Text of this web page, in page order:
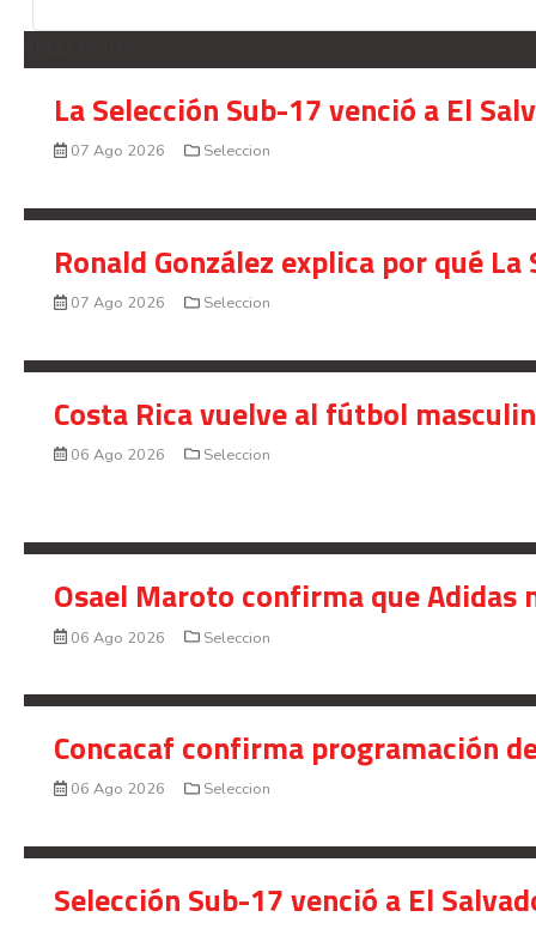
La Selección Sub-17 venció a El
07 Ago 2026 Seleccion
Ronald González explica por qué
07 Ago 2026 Seleccion
Costa Rica vuelve al fútbol
06 Ago 2026 Seleccion
Osael Maroto confirma que Adidas
06 Ago 2026 Seleccion
Concacaf confirma programación
06 Ago 2026 Seleccion
Selección Sub-17 venció a El